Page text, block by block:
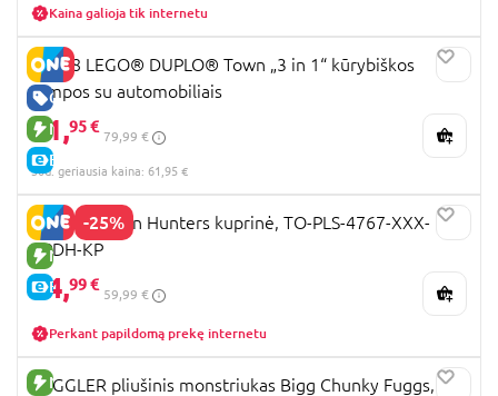
Kaina galioja tik internetu
GERA KAINA
NAUJA PREKĖ
E-KAINA
10478 LEGO® DUPLO® Town „3 in 1“ kūrybiškos
rampos su automobiliais
61,95 €
79,99 €
30d. geriausia kaina: 61,95 €
-25%
NAUJA PREKĖ
E-KAINA
K-POP Demon Hunters kuprinė, TO-PLS-4767-XXX-
KPDH-KP
44,99 €
59,99 €
Perkant papildomą prekę internetu
NAUJA PREKĖ
FUGGLER pliušinis monstriukas Bigg Chunky Fuggs,